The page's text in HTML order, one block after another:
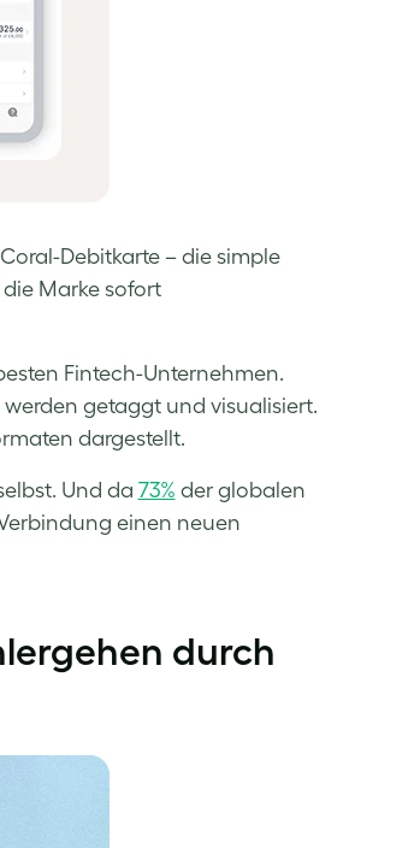
Debitkarte – die simple
Marke sofort
Fintech-Unternehmen.
getaggt und visualisiert.
dargestellt.
Und da 73% der globalen
einen neuen
durch